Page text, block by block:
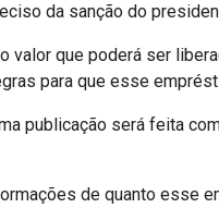
da sanção do
valor que poderá ser
para que esse
publicação será feita
de quanto esse